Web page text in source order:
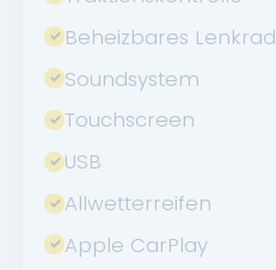
Beheizbares Lenkrad
Soundsystem
Touchscreen
USB
Allwetterreifen
Apple CarPlay